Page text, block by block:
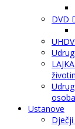
DVD
Ustanove